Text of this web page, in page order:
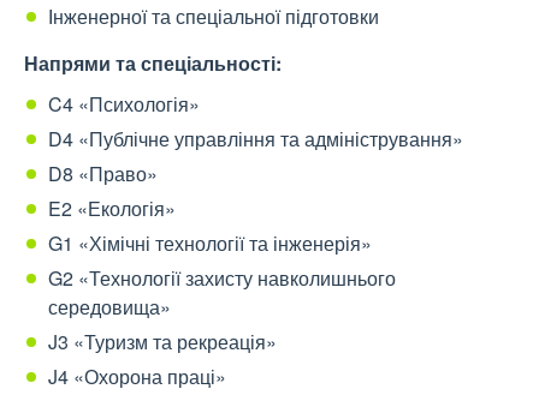
Інженерної та спеціальної підготовки
Напрями та спеціальності:
C4 «Психологія»
D4 «Публічне управління та адміністрування»
D8 «Право»
E2 «Екологія»
G1 «Хімічні технології та інженерія»
G2 «Технології захисту навколишнього
середовища»
J3 «Туризм та рекреація»
J4 «Охорона праці»